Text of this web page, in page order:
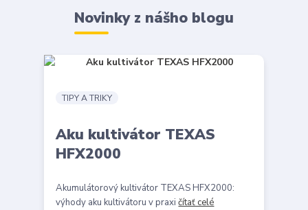
Novinky z nášho blogu
TIPY A TRIKY
Aku kultivátor TEXAS
HFX2000
Akumulátorový kultivátor TEXAS HFX2000:
výhody aku kultivátoru v praxičítať celé